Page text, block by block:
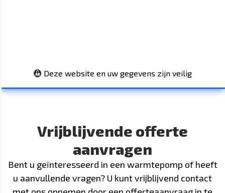
Deze website en uw gegevens zijn veilig
Vrijblijvende offerte
aanvragen
Bent u geïnteresseerd in een warmtepomp of heeft
u aanvullende vragen? U kunt vrijblijvend contact